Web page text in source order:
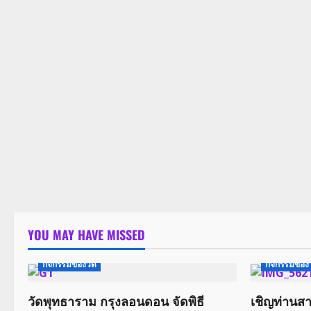
YOU MAY HAVE MISSED
กิจกรรมของวัด
วัดพุทธาราม กรุงลอนดอน จัดพิธี
กิจกรรมขอ
เชิญท่านส